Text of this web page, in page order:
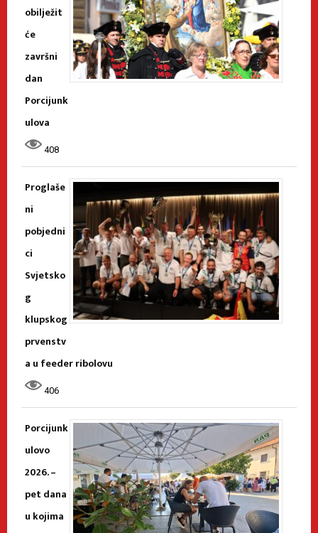
obilježit
će
završni
dan
Porcijunk
ulova
408
Proglaše
ni
pobjedni
ci
Svjetsko
g
klupskog
prvenstv
a u feeder ribolovu
406
Porcijunk
ulovo
2026. –
pet dana
u kojima